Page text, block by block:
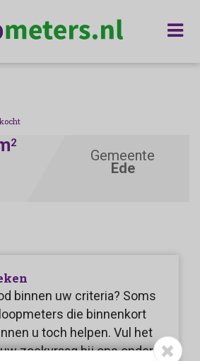
2
Gemeente
Ede
binnen uw criteria? Soms
die binnenkort
u toch helpen. Vul het
zoekvraag bij ons onder de